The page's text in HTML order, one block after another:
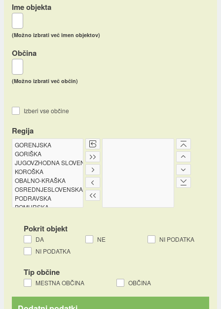
Ime objekta
(Možno izbrati več imen objektov)
Občina
(Možno izbrati več občin)
Izberi vse občine
Regija
Pokrit objekt
DA NE
NI PODATKA
NI PODATKA
Tip občine
MESTNA OBČINA OBČINA